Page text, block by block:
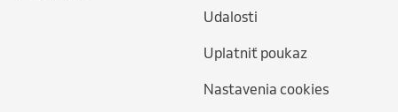
Udalosti
Uplatniť poukaz
Nastavenia cookies